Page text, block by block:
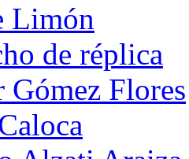
Limón
de réplica
Gómez Flores